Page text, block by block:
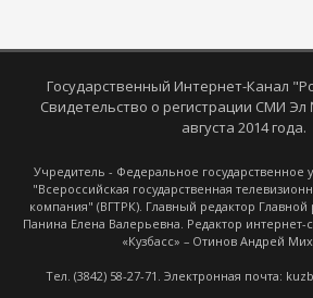
Государственный Интернет-Канал
Свидетельство о регистрации СМИ Эл
августа 2014 года.
Учредитель - Федеральное государственное
"Всероссийская государственная
компания" (ВГТРК). Главный редактор
Панина Елена Валерьевна. Редактор интернет-
«Кузбасс» – Отинов Андрей
Тел. (3842) 58-27-71. Электронная почта: